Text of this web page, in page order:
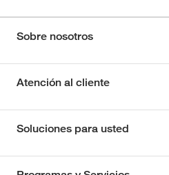
Sobre nosotros
Atención al cliente
Soluciones para usted